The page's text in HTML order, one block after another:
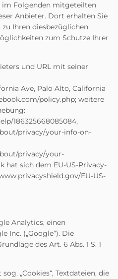
im Folgenden mitgeteilten
Anbieter. Dort erhalten Sie
Ihren diesbezüglichen
zum Schutze Ihrer
und URL mit seiner
Ave, Palo Alto, California
policy.php; weitere
186325668085084,
privacy/your-info-on-
privacy/your-
hat sich dem EU-US-Privacy-
EU-US-
Analytics, einen
Inc. („Google“). Die
des Art. 6 Abs. 1 S. 1
„Cookies“, Textdateien, die